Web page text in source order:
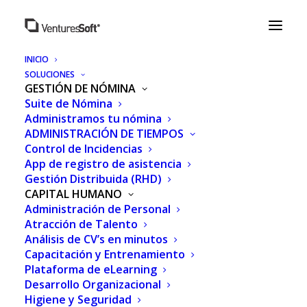
INICIO
SOLUCIONES
GESTIÓN DE NÓMINA
Suite de Nómina
Administramos tu nómina
ADMINISTRACIÓN DE TIEMPOS
Control de Incidencias
App de registro de asistencia
Gestión Distribuida (RHD)
CAPITAL HUMANO
Administración de Personal
Atracción de Talento
Análisis de CV’s en minutos
Capacitación y Entrenamiento
Plataforma de eLearning
Desarrollo Organizacional
Higiene y Seguridad
VENTAJAS DE
CONTRATAR UN
SERVICIO DE